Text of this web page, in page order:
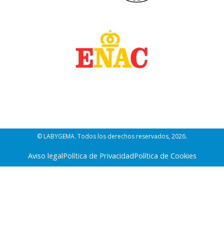
© LABYGEMA. Todos los derechos reservados, 2026.
Aviso legalPolítica de PrivacidadPolítica de Cookies